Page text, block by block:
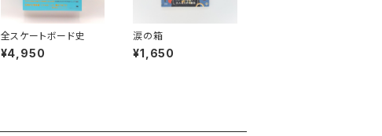
全スケートボード史
¥4,950
涙の箱
¥1,650